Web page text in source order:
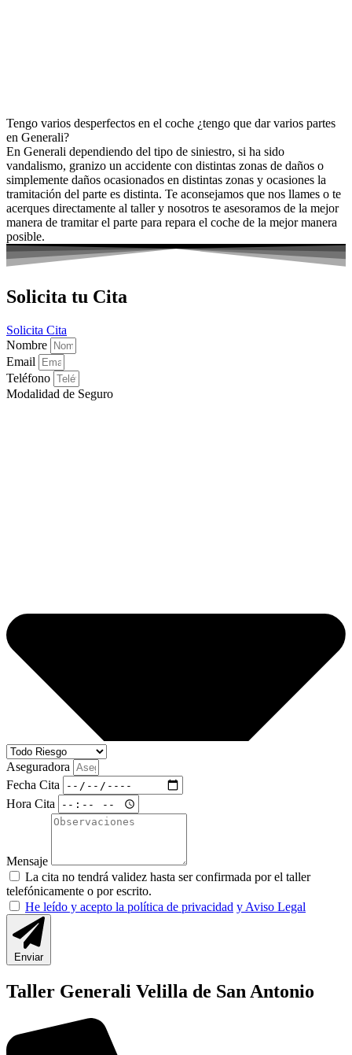
Tengo varios desperfectos en el coche ¿tengo que dar varios partes
en Generali?
En Generali dependiendo del tipo de siniestro, si ha sido
vandalismo, granizo un accidente con distintas zonas de daños o
simplemente daños ocasionados en distintas zonas y ocasiones la
tramitación del parte es distinta. Te aconsejamos que nos llames o te
acerques directamente al taller y nosotros te asesoramos de la mejor
manera de tramitar el parte para repara el coche de la mejor manera
posible.
Solicita tu Cita
Solicita Cita
Nombre
Email
Teléfono
Modalidad de Seguro
Aseguradora
Fecha Cita
Hora Cita
Mensaje
La cita no tendrá validez hasta ser confirmada por el taller
telefónicamente o por escrito.
He leído y acepto la política de privacidad y Aviso Legal
Enviar
Taller Generali Velilla de San Antonio